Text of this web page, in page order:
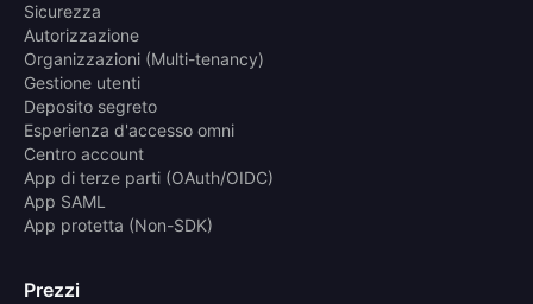
Sicurezza
Autorizzazione
Organizzazioni (Multi-tenancy)
Gestione utenti
Deposito segreto
Esperienza d'accesso omni
Centro account
App di terze parti (OAuth/OIDC)
App SAML
App protetta (Non-SDK)
Prezzi